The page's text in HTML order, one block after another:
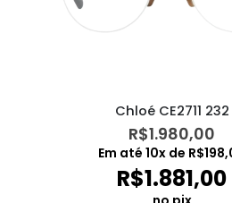
Chloé CE2711 232
R$1.980,00
Em até 10x de R$
R$1.881,00